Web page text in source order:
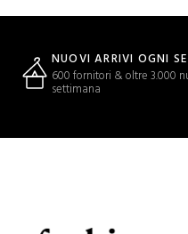
NUOVI ARRIVI OGNI
600 fornitori & oltre 3.000
settimana